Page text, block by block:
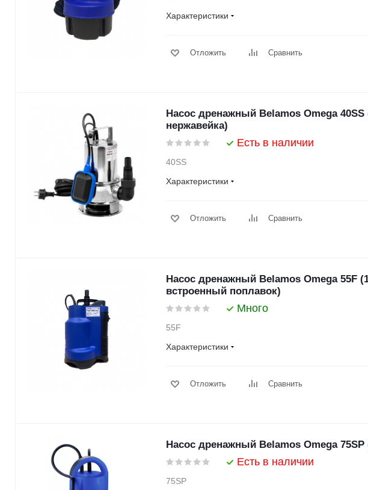
Характеристики
Отложить Сравнить
Насос дренажный Belamos Omega
нержавейка)
Есть в наличии
40SS
Характеристики
Отложить Сравнить
Насос дренажный Belamos Omega 55F
встроенный поплавок)
Много
55F
Характеристики
Отложить Сравнить
Насос дренажный Belamos Omega
Есть в наличии
75SP